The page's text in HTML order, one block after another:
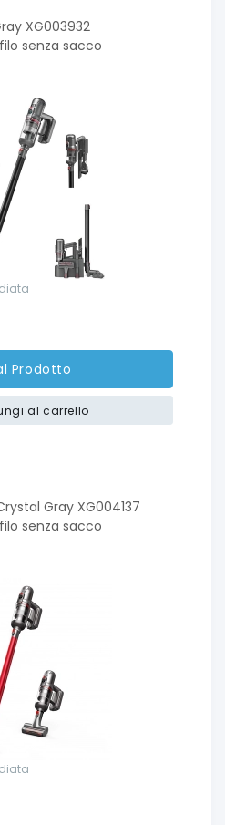
XG003932
senza sacco
Prodotto
al carrello
Gray XG004137
senza sacco